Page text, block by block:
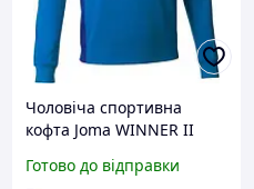
Чоловіча спортивна
кофта Joma WINNER II
Готово до відправки